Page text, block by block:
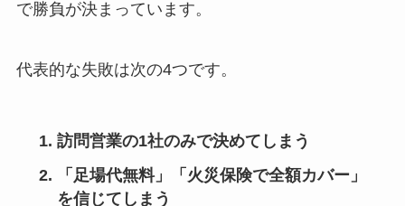
で勝負が決まっています。
代表的な失敗は次の4つです。
訪問営業の1社のみで決めてしまう
「足場代無料」「火災保険で全額カバー」
を信じてしまう